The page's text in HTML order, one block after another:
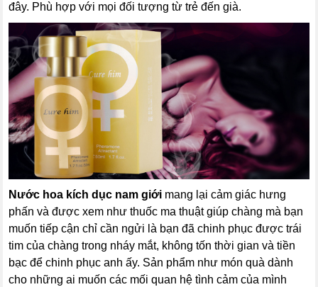
đây. Phù hợp với mọi đối tượng từ trẻ đến già.
Nước hoa kích dục nam giới mang lại cảm giác hưng
phấn và được xem như thuốc ma thuật giúp chàng mà bạn
muốn tiếp cận chỉ cần ngửi là bạn đã chinh phục được trái
tim của chàng trong nháy mắt, không tốn thời gian và tiền
bạc để chinh phục anh ấy. Sản phẩm như món quà dành
cho những ai muốn các mối quan hệ tình cảm của mình